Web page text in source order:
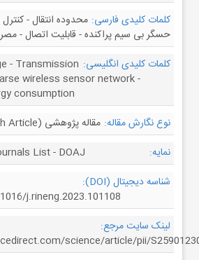
کلمات کلیدی فارسی: محدوده انتقال -
حسگر بی سیم پراکنده - قابلیت اتصال -
کلمات کلیدی انگلیسی: - Transmission
wireless sensor network -
consumption
نوع نگارش مقاله: مقاله پژوهشی (Research Article)
نمایه:
List - DOAJ
شناسه دیجیتال (DOI):
j.rineng.2023.101108
لینک سایت مرجع:
science/article/pii/